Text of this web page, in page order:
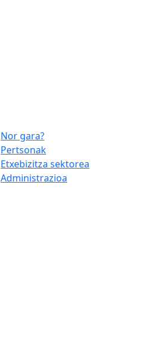
Nor gara?
Pertsonak
Etxebizitza sektorea
Administrazioa